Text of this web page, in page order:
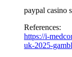
paypal casino
References:
https://i-
uk-2025-